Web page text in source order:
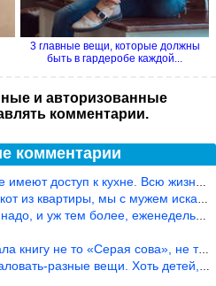
3 главные вещи, которые должны
быть в гардеробе каждой...
и авторизованные
комментарии.
комментарии
доступ к кухне. Всю жизнь живу с
квартиры, мы с мужем искали повсюд
и уж тем более, еженедельно, как лю
не то «Серая сова», не то ещё к
разные вещи. Хоть детей, хоть коше